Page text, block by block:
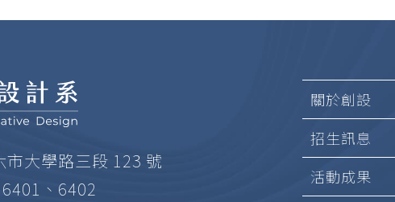
大學路三段 123 號
、6402
關於創設
招生訊息
活動成果